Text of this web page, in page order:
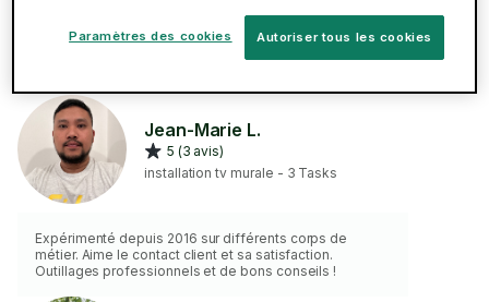
Taskeurs compétents pour le
Montage mural TV à Clamart
Jean-Marie L.
5 (3 avis)
installation tv murale - 3 Tasks
Expérimenté depuis 2016 sur différents corps de
métier. Aime le contact client et sa satisfaction.
Outillages professionnels et de bons conseils !
Autoriser tous les cookies
Paramètres des cookies